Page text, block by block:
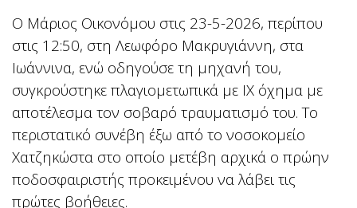
Ο Μάριος Οικονόμου στις 23-5-2026, περίπου
στις 12:50, στη Λεωφόρο Μακρυγιάννη, στα
Ιωάννινα, ενώ οδηγούσε τη μηχανή του,
συγκρούστηκε πλαγιομετωπικά με ΙΧ όχημα με
αποτέλεσμα τον σοβαρό τραυματισμό του. Το
περιστατικό συνέβη έξω από το νοσοκομείο
Χατζηκώστα στο οποίο μετέβη αρχικά ο πρώην
ποδοσφαιριστής προκειμένου να λάβει τις
πρώτες βοήθειες.